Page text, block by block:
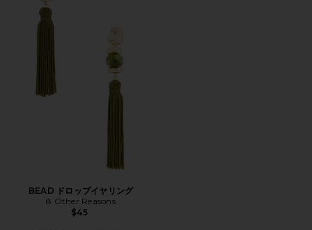
BEAD ドロップイヤリング
8 Other Reasons
$45